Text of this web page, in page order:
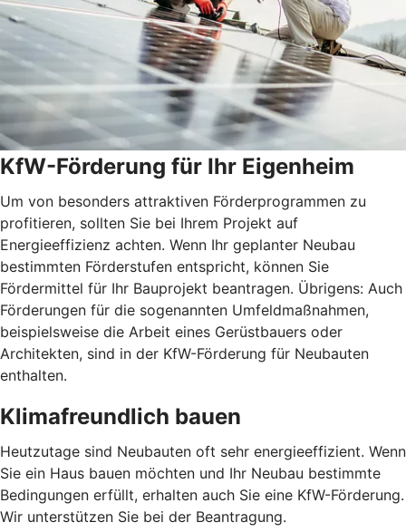
KfW-Förderung für Ihr Eigenheim
Um von besonders attraktiven Förderprogrammen zu
profitieren, sollten Sie bei Ihrem Projekt auf
Energieeffizienz achten. Wenn Ihr geplanter Neubau
bestimmten Förderstufen entspricht, können Sie
Fördermittel für Ihr Bauprojekt beantragen. Übrigens: Auch
Förderungen für die sogenannten Umfeldmaßnahmen,
beispielsweise die Arbeit eines Gerüstbauers oder
Architekten, sind in der KfW-Förderung für Neubauten
enthalten.
Klimafreundlich bauen
Heutzutage sind Neubauten oft sehr energieeffizient. Wenn
Sie ein Haus bauen möchten und Ihr Neubau bestimmte
Bedingungen erfüllt, erhalten auch Sie eine KfW-Förderung.
Wir unterstützen Sie bei der Beantragung.